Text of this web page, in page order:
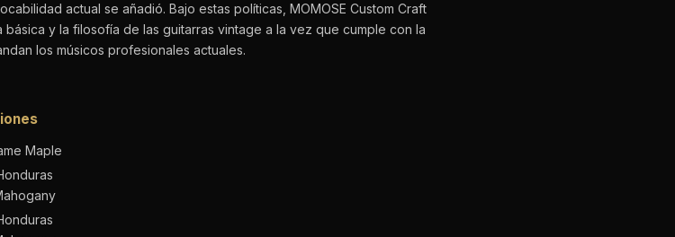
actual se añadió. Bajo estas políticas, MOMOSE Custom Craft
y la filosofía de las guitarras vintage a la vez que cumple con la
los músicos profesionales actuales.
Maple